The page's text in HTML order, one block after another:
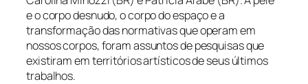
e o corpo desnudo, o corpo do espaço e a
transformação das normativas que operam em
nossos corpos, foram assuntos de pesquisas que
existiram em territórios artísticos de seus últimos
trabalhos.